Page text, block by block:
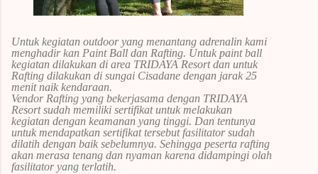
Untuk kegiatan outdoor yang menantang adrenalin kami
menghadir kan Paint Ball dan Rafting. Untuk paint ball
kegiatan dilakukan di area TRIDAYA Resort dan untuk
Rafting dilakukan di sungai Cisadane dengan jarak 25
menit naik kendaraan.
Vendor Rafting yang bekerjasama dengan TRIDAYA
Resort sudah memiliki sertifikat untuk melakukan
kegiatan dengan keamanan yang tinggi. Dan tentunya
untuk mendapatkan sertifikat tersebut fasilitator sudah
dilatih dengan baik sebelumnya. Sehingga peserta rafting
akan merasa tenang dan nyaman karena didampingi olah
fasilitator yang terlatih.